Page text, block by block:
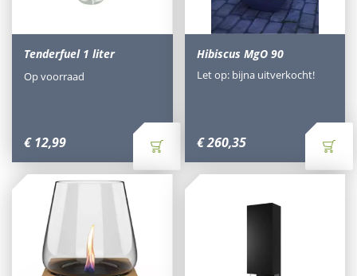
Tenderfuel 1 liter
€ 12,99
Op voorraad
Hibiscus MgO 90
€260,35
Let op: bijna uitverkocht!